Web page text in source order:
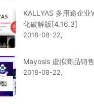
KALLYAS 多用途企
化破解版[4.16.3]
2018-08-22,
Mayosis 虚拟商品销
2018-08-22,